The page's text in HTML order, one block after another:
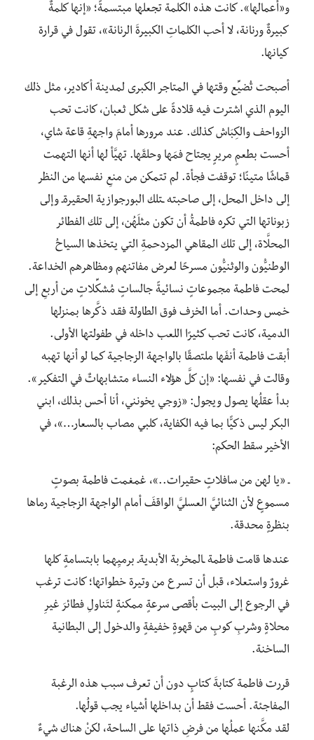
و«أعمالها». كانت هذه الكلمة تجعلها مبتسمةً؛ «إنها كلمةٌ
كبيرةٌ ورنانة، لا أحب الكلماتِ الكبيرةَ الرنانة»، تقول في قرارة
كيانها.
أصبحت تُضيِّع وقتها في المتاجر الكبرى لمدينة أكادير، مثل ذلك
اليوم الذي اشترت فيه قلادةً على شكل ثعبان، كانت تحب
الزواحف والكِبَاش كذلك. عند مرورها أمامَ واجهةِ قاعة شاي،
أحست بطعمٍ مريرٍ يجتاح فمَها وحلقَها. تهيَّأ لها أنها التهمت
قماشًا متينًا؛ توقفت فجأة. لم تتمكن من منعِ نفسها من النظر
إلى داخل المحل، إلى صاحبته ـتلك البورجوازية الحقيرةـ وإلى
زبوناتها التي تكره فاطمةُ أن تكون مثلَهُن، إلى تلك الفطائر
المحلَّاة، إلى تلك المقاهي المزدحمةِ التي يتخذها السياحُ
الوطنيُّون والوثنيُّون مسرحًا لعرض مفاتنهم ومظاهرهم الخداعة.
لمحت فاطمة مجموعاتٍ نسائيةً جالساتٍ مُشكِّلاتٍ من أربعِ إلى
خمس وحدات. أما الخزف فوق الطاولة فقد ذكَّرها بمنزلها
الدمية، كانت تحب كثيرًا اللعب داخله في طفولتها الأولى.
أبقت فاطمة أنفَها ملتصقًا بالواجهة الزجاجية كما لو أنها تهبه
وقالت في نفسها: «إن كلَّ هؤلاء النساء متشابهاتٌ في التفكير».
بدأ عقلُها يصول ويجول: «زوجي يخونني، أنا أحس بذلك، ابني
البكر ليس ذكيًّا بما فيه الكفاية، كلبي مصاب بالسعار…»، في
الأخير سقط الحكم:
ـ «يا لهن من سافلاتٍ حقيرات..»، غمغمت فاطمة بصوتٍ
مسموعٍ لأن الثنائيَّ العسليَّ الواقفَ أمام الواجهة الزجاجية رماها
بنظرةٍ محدقة.
عندها قامت فاطمة ـالمخربة الأبديةـ برميِهما بابتسامةٍ كلها
غرورٌ واستعلاء، قبل أن تسرع من وتيرة خطواتها؛ كانت ترغب
في الرجوع إلى البيت بأقصى سرعةٍ ممكنةٍ لتَناولِ فطائرَ غيرِ
محلاةٍ وشربِ كوبٍ من قهوةٍ خفيفةٍ والدخول إلى البطانية
الساخنة.
قررت فاطمة كتابةَ كتابٍ دون أن تعرف سبب هذه الرغبة
المفاجئة. أحست فقط أن بداخلها أشياء يجب قولُها.
لقد مكَّنها عملُها من فرضِ ذاتها على الساحة، لكنْ هناك شيءٌ